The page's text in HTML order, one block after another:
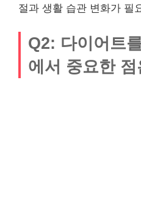
절과 생활 습관 변화가 필
Q2: 다이어트
에서 중요한